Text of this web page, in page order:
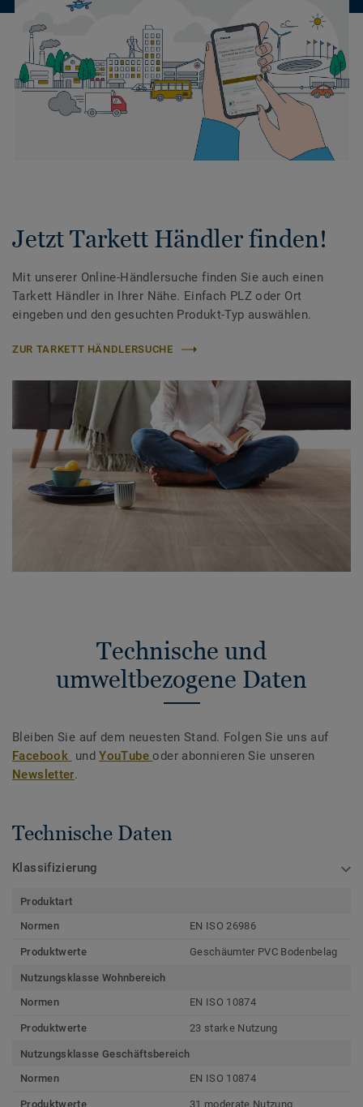
Jetzt Tarkett Händler finden!
Mit unserer Online-Händlersuche finden Sie auch einen
Tarkett Händler in Ihrer Nähe. Einfach PLZ oder Ort
eingeben und den gesuchten Produkt-Typ auswählen.
ZUR TARKETT HÄNDLERSUCHE
Technische und
umweltbezogene Daten
Bleiben Sie auf dem neuesten Stand. Folgen Sie uns auf
Facebook undYouTubeoder abonnieren Sie unseren
Newsletter.
Technische Daten
Klassifizierung
Produktart
Normen
EN ISO 26986
Produktwerte Geschäumter PVC Bodenbelag
Nutzungsklasse Wohnbereich
Normen
EN ISO 10874
Produktwerte 23 starke Nutzung
Nutzungsklasse Geschäftsbereich
Normen
EN ISO 10874
Produktwerte 31 moderate Nutzung